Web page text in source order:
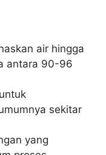
air hingga
antara 90-96
sekitar
yang